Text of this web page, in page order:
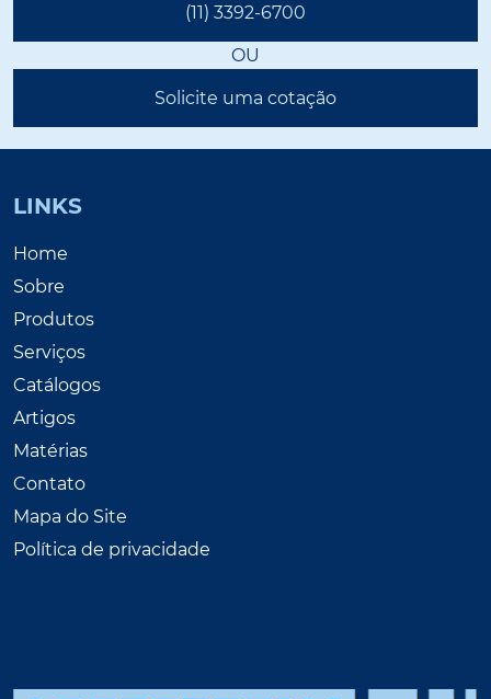
(11) 3392-6700
OU
Solicite uma cotação
LINKS
Home
Sobre
Produtos
Serviços
Catálogos
Artigos
Matérias
Contato
Mapa do Site
Política de privacidade